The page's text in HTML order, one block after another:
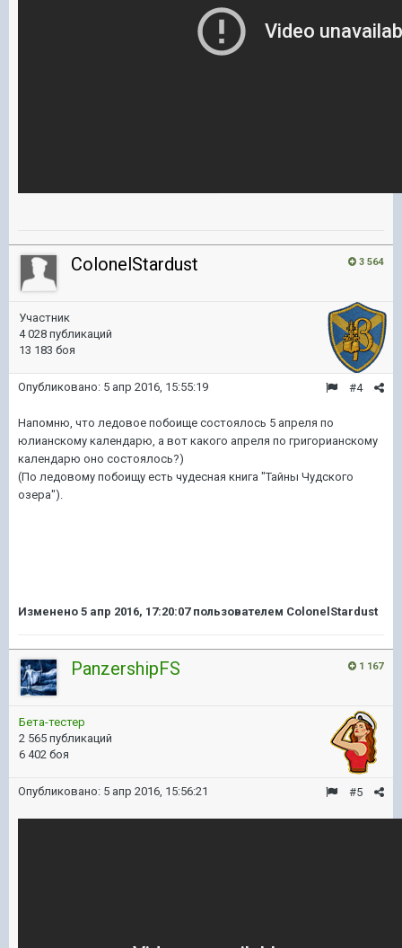
3 564
ColonelStardust
Участник
4 028 публикаций
13 183 боя
#4
Опубликовано: 5 апр 2016, 15:55:19
Напомню, что ледовое побоище состоялось 5 апреля по
юлианскому календарю, а вот какого апреля по григорианскому
календарю оно состоялось?)
(По ледовому побоищу есть чудесная книга "Тайны Чудского
озера").
Изменено 5 апр 2016, 17:20:07пользователем ColonelStardust
1 167
PanzershipFS
Бета-тестер
2 565 публикаций
6 402 боя
#5
Опубликовано: 5 апр 2016, 15:56:21